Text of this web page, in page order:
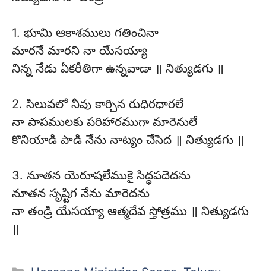
1. భూమి ఆకాశములు గతించినా
మారనే మారని నా యేసయ్యా
నిన్న నేడు ఏకరీతిగా ఉన్నవాడా ॥ నిత్యుడగు ॥
2. సిలువలో నీవు కార్చిన రుధిరధారలే
నా పాపములకు పరిహారముగా మారెనులే
కొనియాడి పాడి నేను నాట్యం చేసెద ॥ నిత్యుడగు ॥
3. నూతన యెరూషలేముకై సిద్ధపదెదను
నూతన సృష్టిగ నేను మారెదను
నా తండ్రి యేసయ్యా ఆత్మదేవ స్తోత్రము ॥ నిత్యుడగు
॥